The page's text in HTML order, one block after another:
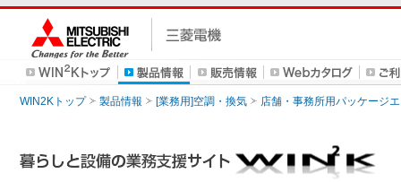
WIN2Kトップ 製品情報 [業務用]空調・換気 店舗・事務所用パッケージ